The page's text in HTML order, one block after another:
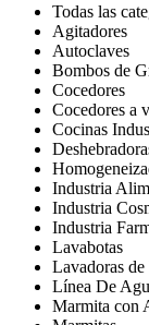
Todas las
Agitadores
Autoclaves
Bombos de
Cocedores
Cocedores a
Cocinas
Industria
Industria
Industria
Lavabotas
Lavadoras de
Línea De
Marmita con